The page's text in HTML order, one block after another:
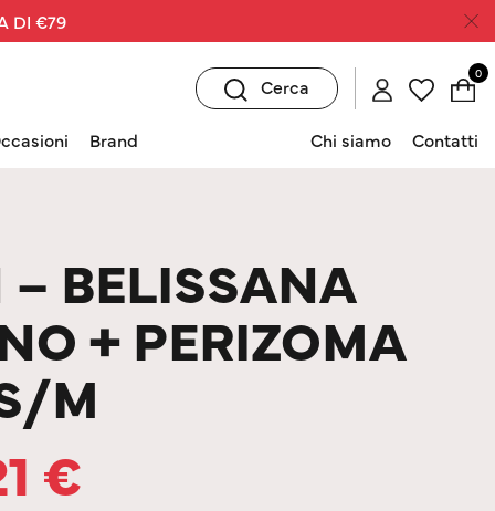
DI €79
Cerca
0
Brand Chi siamo Contatti
– BELISSANA
+ PERIZOMA
M
€